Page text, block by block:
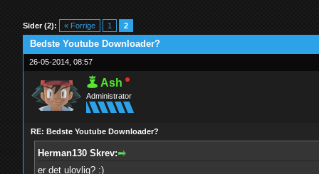
Sider (2): « Forrige 1 2
Bedste Youtube Downloader?
26-05-2014, 08:57
Ash
Administrator
RE: Bedste Youtube Downloader?
Herman130 Skrev:
er det ulovlig? :)